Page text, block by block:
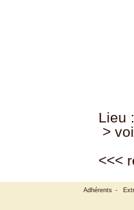
Lieu
>
<<<
Adhérents -